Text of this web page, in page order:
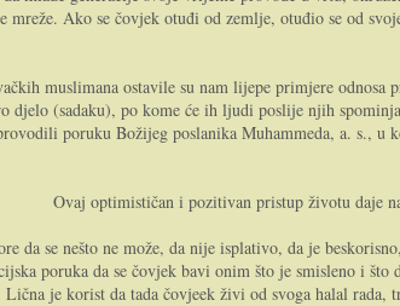
mreže. Ako se čovjek otuđi od zemlje, otuđio se od
muslimana ostavile su nam lijepe primjere
djelo (sadaku), po kome će ih ljudi poslije njih
poruku Božijeg poslanika Muhammeda, a. s., u
Ovaj optimističan i pozitivan pristup životu daje
da se nešto ne može, da nije isplativo, da je
poruka da se čovjek bavi onim što je smisleno i
Lična je korist da tada čovjeek živi od svoga halal